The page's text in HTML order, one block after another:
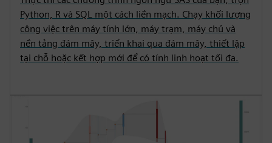
Python, R và SQL một cách liền mạch. Chạy khối lượng
công việc trên máy tính lớn, máy trạm, máy chủ và
nền tảng đám mây, triển khai qua đám mây, thiết lập
tại chỗ hoặc kết hợp mới để có tính linh hoạt tối đa.